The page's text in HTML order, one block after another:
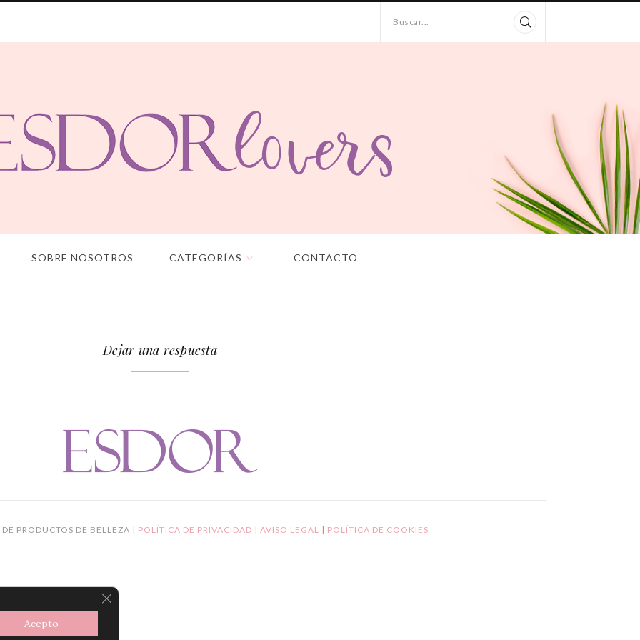
Buscar...
SOBRE NOSOTROS CATEGORÍAS CONTACTO
Dejar una respuesta
PRODUCTOS DE BELLEZA | POLÍTICA DE PRIVACIDAD | AVISO LEGAL | POLÍTICA DE COOKIES
Acepto
CERRAR EL BANNER DE COOKIES RGPD